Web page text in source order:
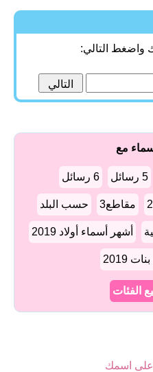
واضغط التالي:
مع
5 رسائل 6 رسائل
مقاطع3 حسب البلد
أشهر أسماء أولاد 2019
2019
الفئات
على اسمك